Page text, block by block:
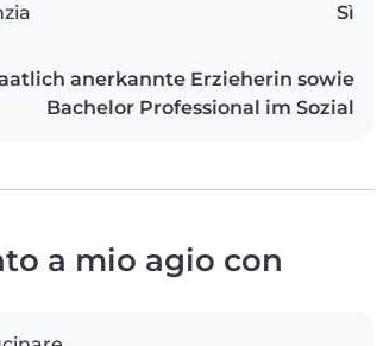
Sì
anerkannte Erzieherin sowie
Bachelor Professional im Sozial
a mio agio con